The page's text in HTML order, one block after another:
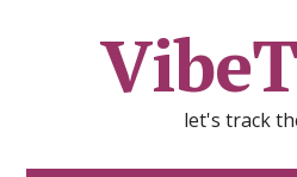
let's track